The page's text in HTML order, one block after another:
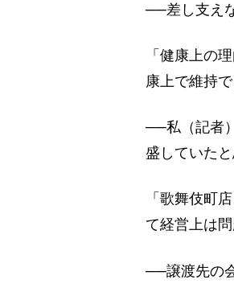
──差し支え
「健康上の
康上で維持
──私（記者
盛していた
「歌舞伎町
て経営上は
──譲渡先の